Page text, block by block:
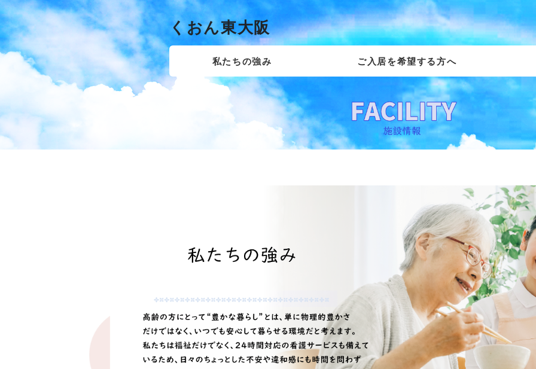
くおん東大阪
私たちの強み ご入居を希望する方へ